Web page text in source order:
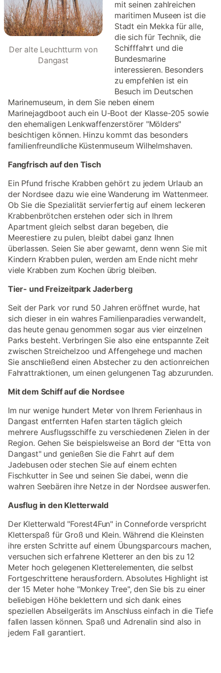
Der alte Leuchtturm von
Dangast
mit seinen zahlreichen
maritimen Museen ist die
Stadt ein Mekka für alle,
die sich für Technik, die
Schifffahrt und die
Bundesmarine
interessieren. Besonders
zu empfehlen ist ein
Besuch im Deutschen
Marinemuseum, in dem Sie neben einem
Marinejagdboot auch ein U-Boot der Klasse-205 sowie
den ehemaligen Lenkwaffenzerstörer "Mölders"
besichtigen können. Hinzu kommt das besonders
familienfreundliche Küstenmuseum Wilhelmshaven.
Fangfrisch auf den Tisch
Ein Pfund frische Krabben gehört zu jedem Urlaub an
der Nordsee dazu wie eine Wanderung im Wattenmeer.
Ob Sie die Spezialität servierfertig auf einem leckeren
Krabbenbrötchen erstehen oder sich in Ihrem
Apartment gleich selbst daran begeben, die
Meerestiere zu pulen, bleibt dabei ganz Ihnen
überlassen. Seien Sie aber gewarnt, denn wenn Sie mit
Kindern Krabben pulen, werden am Ende nicht mehr
viele Krabben zum Kochen übrig bleiben.
Tier- und Freizeitpark Jaderberg
Seit der Park vor rund 50 Jahren eröffnet wurde, hat
sich dieser in ein wahres Familienparadies verwandelt,
das heute genau genommen sogar aus vier einzelnen
Parks besteht. Verbringen Sie also eine entspannte Zeit
zwischen Streichelzoo und Affengehege und machen
Sie anschließend einen Abstecher zu den actionreichen
Fahrattraktionen, um einen gelungenen Tag abzurunden.
Mit dem Schiff auf die Nordsee
Im nur wenige hundert Meter von Ihrem Ferienhaus in
Dangast entfernten Hafen starten täglich gleich
mehrere Ausflugsschiffe zu verschiedenen Zielen in der
Region. Gehen Sie beispielsweise an Bord der "Etta von
Dangast" und genießen Sie die Fahrt auf dem
Jadebusen oder stechen Sie auf einem echten
Fischkutter in See und seinen Sie dabei, wenn die
wahren Seebären ihre Netze in der Nordsee auswerfen.
Ausflug in den Kletterwald
Der Kletterwald "Forest4Fun" in Conneforde verspricht
Kletterspaß für Groß und Klein. Während die Kleinsten
ihre ersten Schritte auf einem Übungsparcours machen,
versuchen sich erfahrene Kletterer an den bis zu 12
Meter hoch gelegenen Kletterelementen, die selbst
Fortgeschrittene herausfordern. Absolutes Highlight ist
der 15 Meter hohe "Monkey Tree", den Sie bis zu einer
beliebigen Höhe beklettern und sich dank eines
speziellen Abseilgeräts im Anschluss einfach in die Tiefe
fallen lassen können. Spaß und Adrenalin sind also in
jedem Fall garantiert.